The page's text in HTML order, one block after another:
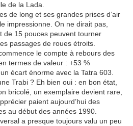
de la Lada.
de long et ses grandes prises d’air
impressionne. On ne dirait pas,
de 15 pouces peuvent tourner
passages de roues étroits.
le compte à rebours des
termes de valeur : +53 %
écart énorme avec la Tatra 603.
Trabi ? Eh bien oui : en bon état,
bricolé, un exemplaire devient rare,
paient aujourd’hui des
au début des années 1990.
a presque toujours valu un peu